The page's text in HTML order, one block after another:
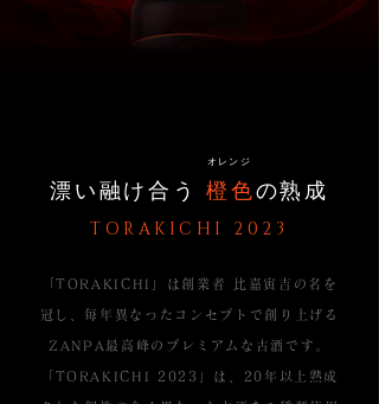
オレンジ
漂い融け合う橙色の熟成
TORAKICHI 2023
「TORAKICHI」は創業者 比嘉寅吉の名を
冠し、毎年異なったコンセプトで創り上げる
ZANPA最高峰のプレミアムな古酒です。
「TORAKICHI 2023」は、20年以上熟成